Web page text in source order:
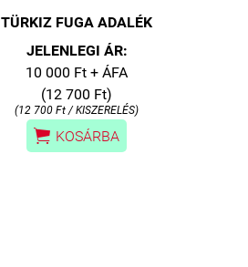
TÜRKIZ FUGA ADALÉK
JELENLEGI ÁR:
10 000 Ft + ÁFA
(12 700 Ft)
(12 700 Ft / KISZERELÉS)
 KOSÁRBA